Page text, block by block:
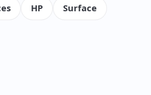
HP
Surface